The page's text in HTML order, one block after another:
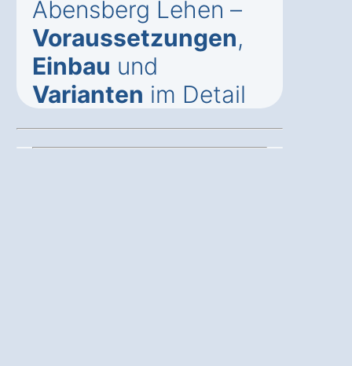
Abensberg Lehen –
Voraussetzungen,
Einbau und
Varianten im Detail